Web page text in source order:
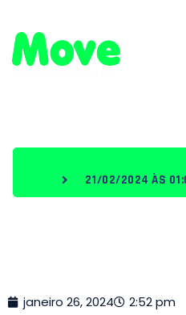
21/02/2024 ÀS
janeiro 26, 2024 2:52 pm